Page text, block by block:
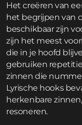
Het creëren van
het begrijpen van
beschikbaar zijn
zijn het meest
die in je hoofd
gebruiken
zinnen die
Lyrische hooks
herkenbare
resoneren.